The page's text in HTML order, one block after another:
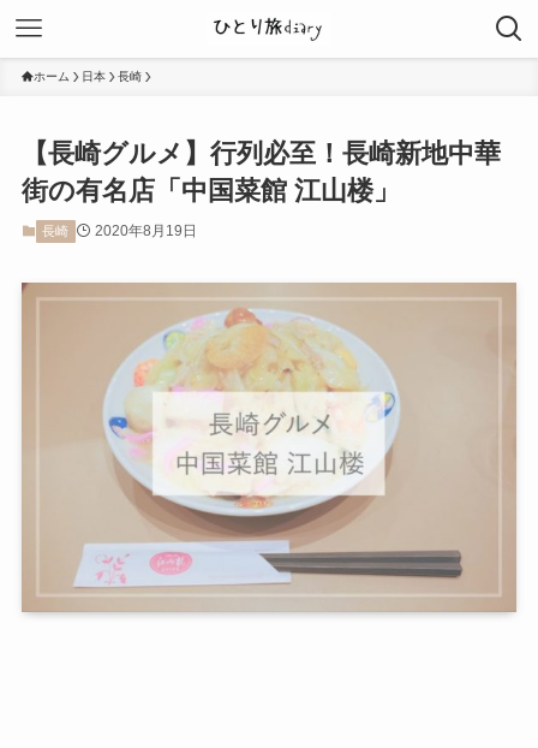
ホーム 日本 長崎
【長崎グルメ】行列必至！長崎新地中華
街の有名店「中国菜館 江山楼」
長崎 2020年8月19日